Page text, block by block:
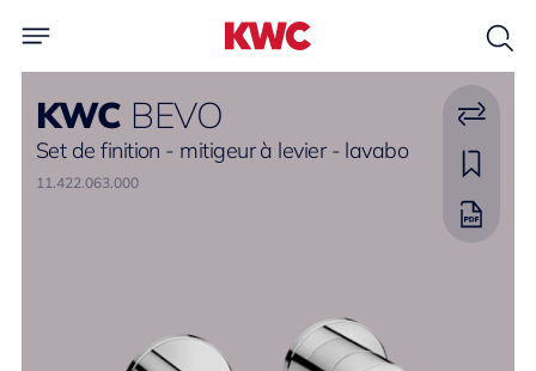
KWC BEVO
Set de finition - mitigeur à levier - lavabo
11.422.063.000